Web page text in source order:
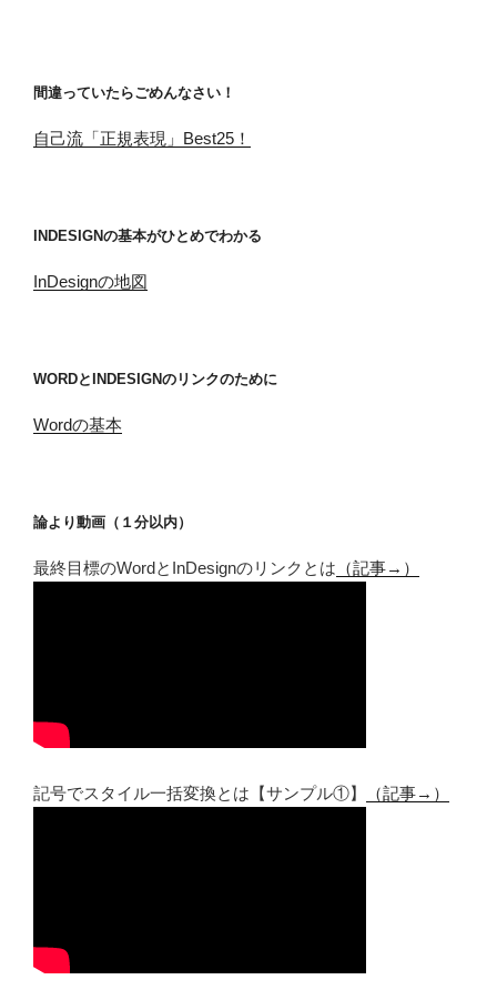
間違っていたらごめんなさい！
自己流「正規表現」Best25！
INDESIGNの基本がひとめでわかる
InDesignの地図
WORDとINDESIGNのリンクのために
Wordの基本
論より動画（１分以内）
最終目標のWordとInDesignのリンクとは （記事→）
記号でスタイル一括変換とは【サンプル①】 （記事→）